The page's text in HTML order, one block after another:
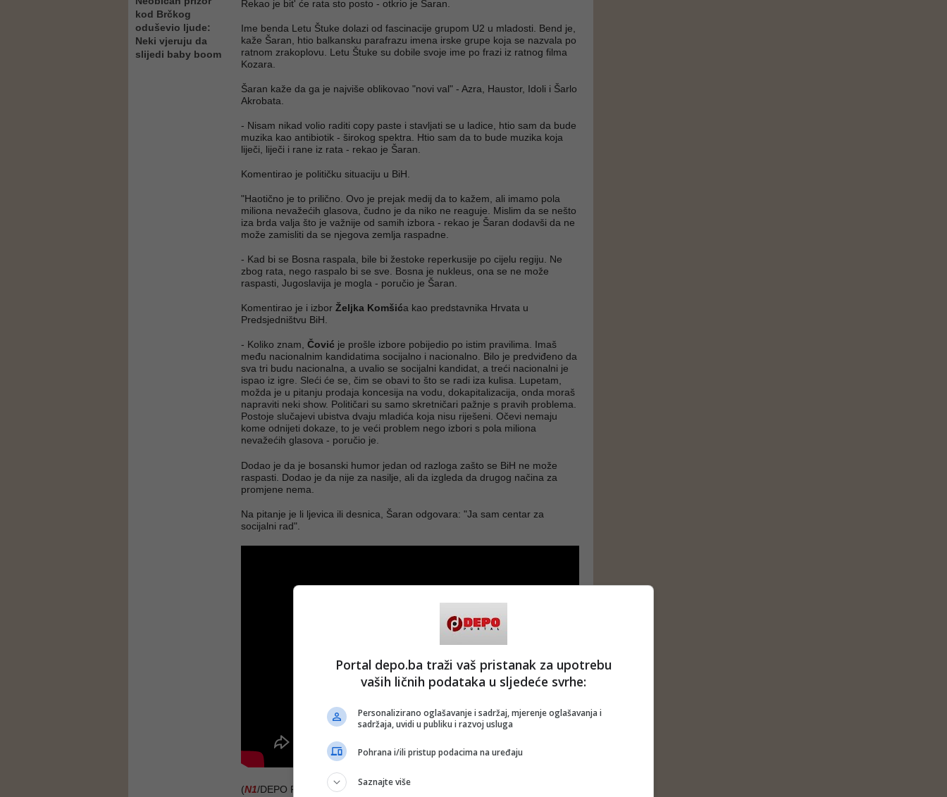
kod Brčkog
oduševio ljude:
Neki vjeruju da
slijedi baby boom
Rekao je bit' će rata sto posto - otkrio je Šaran.
Ime benda Letu Štuke dolazi od fascinacije grupom U2 u mladosti. Bend je,
kaže Šaran, htio balkansku parafrazu imena irske grupe koja se nazvala po
ratnom zrakoplovu. Letu Štuke su dobile svoje ime po frazi iz ratnog filma
Kozara.
Šaran kaže da ga je najviše oblikovao "novi val" - Azra, Haustor, Idoli i Šarlo
Akrobata.
- Nisam nikad volio raditi copy paste i stavljati se u ladice, htio sam da bude
muzika kao antibiotik - širokog spektra. Htio sam da to bude muzika koja
liječi, liječi i rane iz rata - rekao je Šaran.
Komentirao je političku situaciju u BiH.
"Haotično je to prilično. Ovo je prejak medij da to kažem, ali imamo pola
miliona nevažećih glasova, čudno je da niko ne reaguje. Mislim da se nešto
iza brda valja što je važnije od samih izbora - rekao je Šaran dodavši da ne
može zamisliti da se njegova zemlja raspadne.
- Kad bi se Bosna raspala, bile bi žestoke reperkusije po cijelu regiju. Ne
zbog rata, nego raspalo bi se sve. Bosna je nukleus, ona se ne može
raspasti, Jugoslavija je mogla - poručio je Šaran.
Komentirao je i izbor Željka Komšića kao predstavnika Hrvata u
Predsjedništvu BiH.
- Koliko znam, Čović je prošle izbore pobijedio po istim pravilima. Imaš
među nacionalnim kandidatima socijalno i nacionalno. Bilo je predviđeno da
sva tri budu nacionalna, a uvalio se socijalni kandidat, a treći nacionalni je
ispao iz igre. Sleći će se, čim se obavi to što se radi iza kulisa. Lupetam,
možda je u pitanju prodaja koncesija na vodu, dokapitalizacija, onda moraš
napraviti neki show. Političari su samo skretničari pažnje s pravih problema.
Postoje slučajevi ubistva dvaju mladića koja nisu riješeni. Očevi nemaju
kome odnijeti dokaze, to je veći problem nego izbori s pola miliona
nevažećih glasova - poručio je.
Dodao je da je bosanski humor jedan od razloga zašto se BiH ne može
raspasti. Dodao je da nije za nasilje, ali da izgleda da drugog načina za
promjene nema.
Na pitanje je li ljevica ili desnica, Šaran odgovara: "Ja sam centar za
socijalni rad".
(N1/DEPO PORTAL/BLIN MAGAZIN/ad)
Portal depo.ba traži vaš pristanak za upotrebu
vaših ličnih podataka u sljedeće svrhe:
Personalizirano oglašavanje i sadržaj, mjerenje oglašavanja i
sadržaja, uvidi u publiku i razvoj usluga
Pohrana i/ili pristup podacima na uređaju
Saznajte više